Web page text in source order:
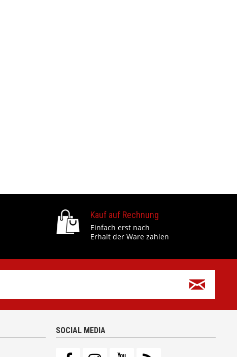
Kauf auf Rechnung
Einfach erst nach
Erhalt der Ware zahlen
SOCIAL MEDIA